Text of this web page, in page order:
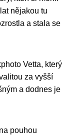
nějakou tu
a stala se
Vetta, který
za vyšší
a dodnes je
pouhou